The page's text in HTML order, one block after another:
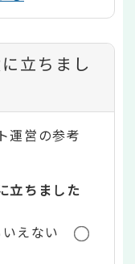
立ちまし
運営の参考
立ちました
えない